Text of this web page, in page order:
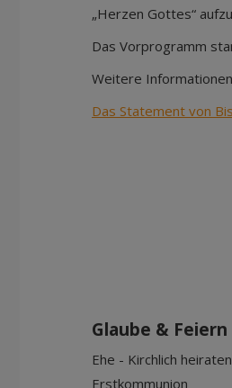
„Herzen Gottes“
Das Vorprogramm
Weitere
Das Statement von
Glaube & Feiern
Ehe - Kirchlich heiraten
Erstkommunion